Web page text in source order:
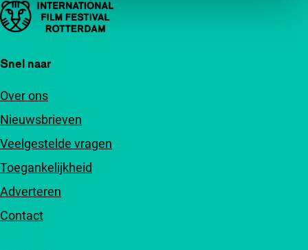
Belangrijke links
Snel naar
Over ons
Nieuwsbrieven
Veelgestelde vragen
Toegankelijkheid
Adverteren
Contact